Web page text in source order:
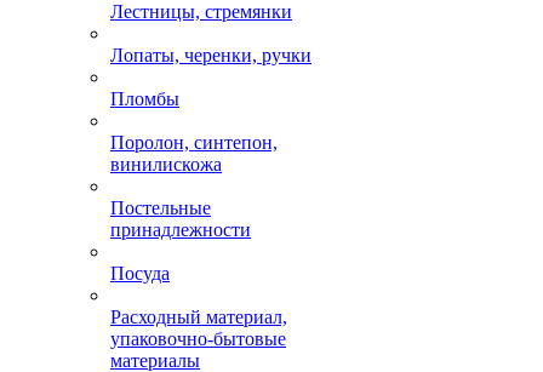
Лестницы, стремянки
Лопаты, черенки, ручки
Пломбы
Поролон, синтепон,
винилискожа
Постельные
принадлежности
Посуда
Расходный материал,
упаковочно-бытовые
материалы